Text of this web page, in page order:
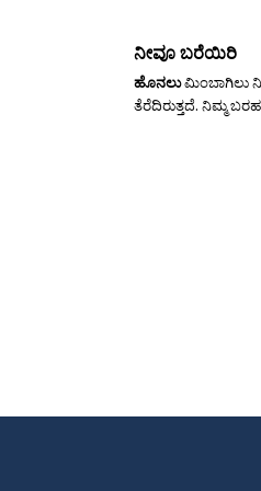
ನೀವೂ ಬರೆಯಿರಿ
ಹೊನಲುಮಿಂಬಾಗಿಲು
ತೆರೆದಿರುತ್ತದೆ. ನಿಮ್ಮ